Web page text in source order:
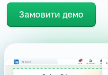
Замовити демо